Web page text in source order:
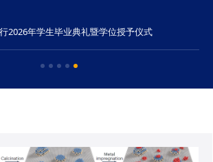
2026年学生毕业典礼暨学位授予仪式